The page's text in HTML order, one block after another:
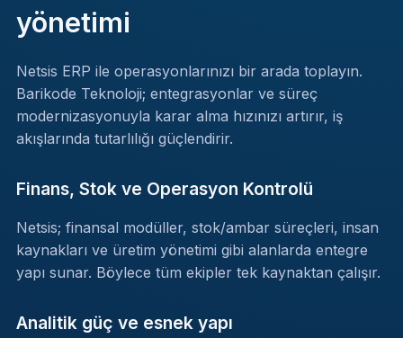
yönetimi
Netsis ERP ile operasyonlarınızı bir arada toplayın.
Barikode Teknoloji; entegrasyonlar ve süreç
modernizasyonuyla karar alma hızınızı artırır, iş
akışlarında tutarlılığı güçlendirir.
Finans, Stok ve Operasyon Kontrolü
Netsis; finansal modüller, stok/ambar süreçleri, insan
kaynakları ve üretim yönetimi gibi alanlarda entegre
yapı sunar. Böylece tüm ekipler tek kaynaktan çalışır.
Analitik güç ve esnek yapı